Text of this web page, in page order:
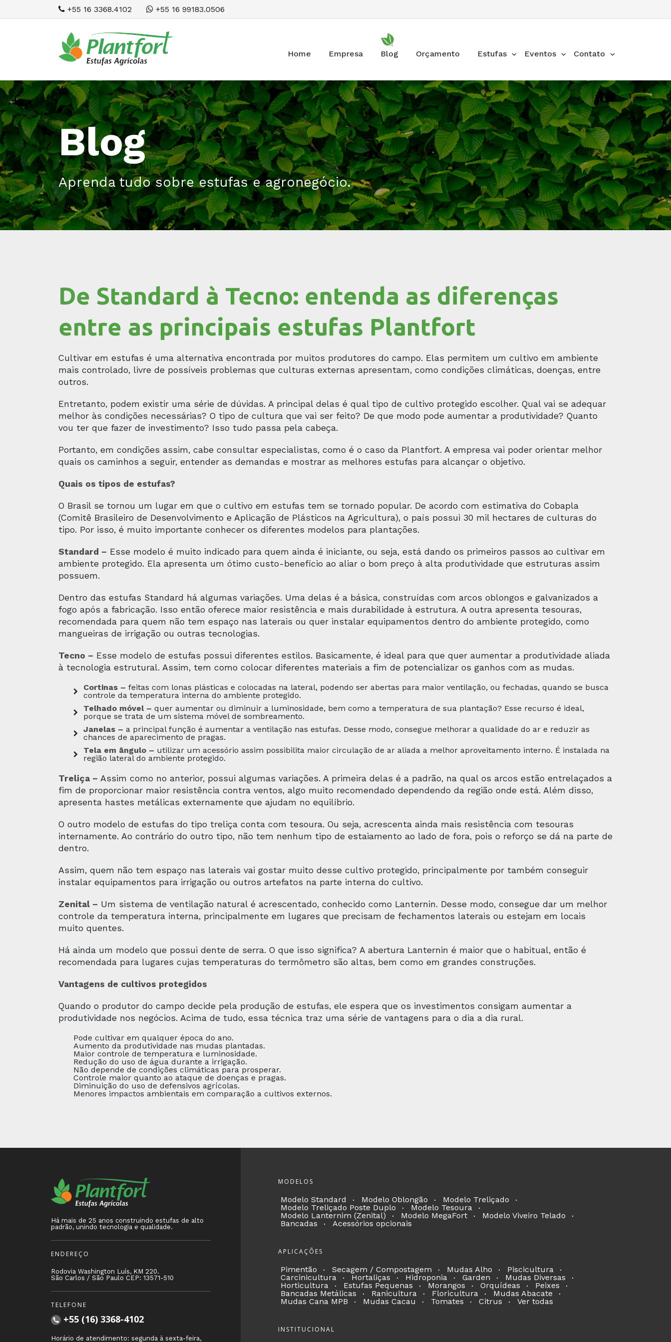
+55 16 3368.4102 +55 16 99183.0506
Home Empresa Blog Orçamento Estufas Eventos Contato
Blog
Aprenda tudo sobre estufas e agronegócio.
De Standard à Tecno: entenda as diferenças
entre as principais estufas Plantfort
Cultivar em estufas é uma alternativa encontrada por muitos produtores do campo. Elas permitem um cultivo em ambiente
mais controlado, livre de possíveis problemas que culturas externas apresentam, como condições climáticas, doenças, entre
outros.
Entretanto, podem existir uma série de dúvidas. A principal delas é qual tipo de cultivo protegido escolher. Qual vai se adequar
melhor às condições necessárias? O tipo de cultura que vai ser feito? De que modo pode aumentar a produtividade? Quanto
vou ter que fazer de investimento? Isso tudo passa pela cabeça.
Portanto, em condições assim, cabe consultar especialistas, como é o caso da Plantfort. A empresa vai poder orientar melhor
quais os caminhos a seguir, entender as demandas e mostrar as melhores estufas para alcançar o objetivo.
Quais os tipos de estufas?
O Brasil se tornou um lugar em que o cultivo em estufas tem se tornado popular. De acordo com estimativa do Cobapla
(Comitê Brasileiro de Desenvolvimento e Aplicação de Plásticos na Agricultura), o país possui 30 mil hectares de culturas do
tipo. Por isso, é muito importante conhecer os diferentes modelos para plantações.
Standard – Esse modelo é muito indicado para quem ainda é iniciante, ou seja, está dando os primeiros passos ao cultivar em
ambiente protegido. Ela apresenta um ótimo custo-benefício ao aliar o bom preço à alta produtividade que estruturas assim
possuem.
Dentro das estufas Standard há algumas variações. Uma delas é a básica, construídas com arcos oblongos e galvanizados a
fogo após a fabricação. Isso então oferece maior resistência e mais durabilidade à estrutura. A outra apresenta tesouras,
recomendada para quem não tem espaço nas laterais ou quer instalar equipamentos dentro do ambiente protegido, como
mangueiras de irrigação ou outras tecnologias.
Tecno – Esse modelo de estufas possui diferentes estilos. Basicamente, é ideal para que quer aumentar a produtividade aliada
à tecnologia estrutural. Assim, tem como colocar diferentes materiais a fim de potencializar os ganhos com as mudas.
Cortinas – feitas com lonas plásticas e colocadas na lateral, podendo ser abertas para maior ventilação, ou fechadas, quando se busca
controle da temperatura interna do ambiente protegido.
Telhado móvel – quer aumentar ou diminuir a luminosidade, bem como a temperatura de sua plantação? Esse recurso é ideal,
porque se trata de um sistema móvel de sombreamento.
Janelas – a principal função é aumentar a ventilação nas estufas. Desse modo, consegue melhorar a qualidade do ar e reduzir as
chances de aparecimento de pragas.
Tela em ângulo – utilizar um acessório assim possibilita maior circulação de ar aliada a melhor aproveitamento interno. É instalada na
região lateral do ambiente protegido.
Treliça – Assim como no anterior, possui algumas variações. A primeira delas é a padrão, na qual os arcos estão entrelaçados a
fim de proporcionar maior resistência contra ventos, algo muito recomendado dependendo da região onde está. Além disso,
apresenta hastes metálicas externamente que ajudam no equilíbrio.
O outro modelo de estufas do tipo treliça conta com tesoura. Ou seja, acrescenta ainda mais resistência com tesouras
internamente. Ao contrário do outro tipo, não tem nenhum tipo de estaiamento ao lado de fora, pois o reforço se dá na parte de
dentro.
Assim, quem não tem espaço nas laterais vai gostar muito desse cultivo protegido, principalmente por também conseguir
instalar equipamentos para irrigação ou outros artefatos na parte interna do cultivo.
Zenital – Um sistema de ventilação natural é acrescentado, conhecido como Lanternin. Desse modo, consegue dar um melhor
controle da temperatura interna, principalmente em lugares que precisam de fechamentos laterais ou estejam em locais
muito quentes.
Há ainda um modelo que possui dente de serra. O que isso significa? A abertura Lanternin é maior que o habitual, então é
recomendada para lugares cujas temperaturas do termômetro são altas, bem como em grandes construções.
Vantagens de cultivos protegidos
Quando o produtor do campo decide pela produção de estufas, ele espera que os investimentos consigam aumentar a
produtividade nos negócios. Acima de tudo, essa técnica traz uma série de vantagens para o dia a dia rural.
Pode cultivar em qualquer época do ano.
Aumento da produtividade nas mudas plantadas.
Maior controle de temperatura e luminosidade.
Redução do uso de água durante a irrigação.
Não depende de condições climáticas para prosperar.
Controle maior quanto ao ataque de doenças e pragas.
Diminuição do uso de defensivos agrícolas.
Menores impactos ambientais em comparação a cultivos externos.
Há mais de 25 anos construindo estufas de alto
padrão, unindo tecnologia e qualidade.
ENDEREÇO
Rodovia Washington Luís, KM 220.
São Carlos / São Paulo CEP: 13571-510
TELEFONE
+55 (16) 3368-4102
Horário de atendimento: segunda à sexta-feira,
MODELOS
Modelo Standard Modelo Oblongão
Modelo Treliçado
Modelo Treliçado Poste Duplo
Modelo Tesoura
Modelo Lanternim (Zenital)
Modelo MegaFort
Modelo Viveiro Telado
Bancadas
Acessórios opcionais
APLICAÇÕES
Pimentão Secagem / Compostagem Mudas Alho
Piscicultura
Carcinicultura
Hortaliças Hidroponia Garden
Mudas Diversas
Horticultura
Estufas Pequenas Morangos Orquídeas
Peixes
Bancadas Metálicas
Ranicultura Floricultura
Mudas Abacate
Mudas Cana MPB
Mudas Cacau Tomates Citrus Ver todas
INSTITUCIONAL